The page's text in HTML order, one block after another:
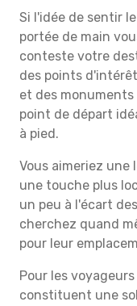
Si l'idée de sentir
portée de main
conteste votre
des points
et des
point de départ
à pied.
Vous aimeriez une
une touche plus
un peu à l'écart
cherchez quand
pour leur
Pour les
constituent une